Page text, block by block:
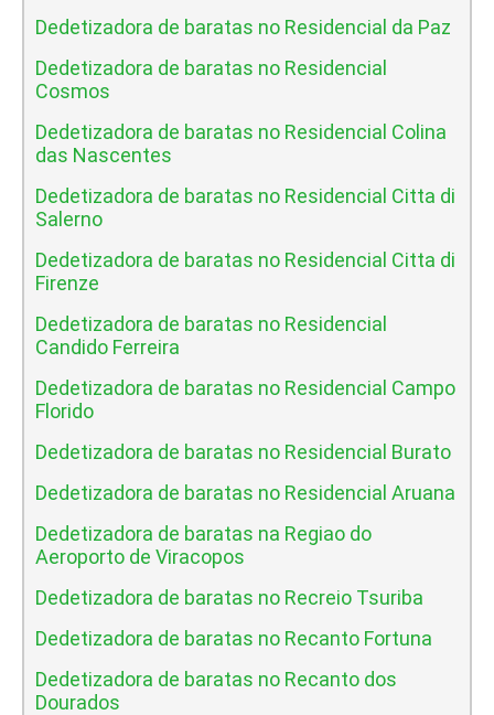
Dedetizadora de baratas no Residencial da Paz
Dedetizadora de baratas no Residencial
Cosmos
Dedetizadora de baratas no Residencial Colina
das Nascentes
Dedetizadora de baratas no Residencial Citta di
Salerno
Dedetizadora de baratas no Residencial Citta di
Firenze
Dedetizadora de baratas no Residencial
Candido Ferreira
Dedetizadora de baratas no Residencial Campo
Florido
Dedetizadora de baratas no Residencial Burato
Dedetizadora de baratas no Residencial Aruana
Dedetizadora de baratas na Regiao do
Aeroporto de Viracopos
Dedetizadora de baratas no Recreio Tsuriba
Dedetizadora de baratas no Recanto Fortuna
Dedetizadora de baratas no Recanto dos
Dourados